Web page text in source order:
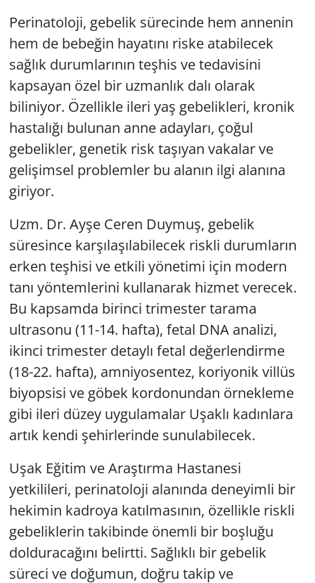
Perinatoloji, gebelik sürecinde hem annenin
hem de bebeğin hayatını riske atabilecek
sağlık durumlarının teşhis ve tedavisini
kapsayan özel bir uzmanlık dalı olarak
biliniyor. Özellikle ileri yaş gebelikleri, kronik
hastalığı bulunan anne adayları, çoğul
gebelikler, genetik risk taşıyan vakalar ve
gelişimsel problemler bu alanın ilgi alanına
giriyor.
Uzm. Dr. Ayşe Ceren Duymuş, gebelik
süresince karşılaşılabilecek riskli durumların
erken teşhisi ve etkili yönetimi için modern
tanı yöntemlerini kullanarak hizmet verecek.
Bu kapsamda birinci trimester tarama
ultrasonu (11-14. hafta), fetal DNA analizi,
ikinci trimester detaylı fetal değerlendirme
(18-22. hafta), amniyosentez, koriyonik villüs
biyopsisi ve göbek kordonundan örnekleme
gibi ileri düzey uygulamalar Uşaklı kadınlara
artık kendi şehirlerinde sunulabilecek.
Uşak Eğitim ve Araştırma Hastanesi
yetkilileri, perinatoloji alanında deneyimli bir
hekimin kadroya katılmasının, özellikle riskli
gebeliklerin takibinde önemli bir boşluğu
dolduracağını belirtti. Sağlıklı bir gebelik
süreci ve doğumun, doğru takip ve